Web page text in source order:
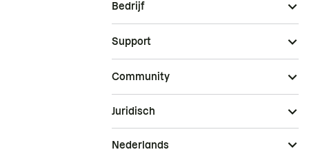
Bedrijf
Support
Community
Juridisch
Nederlands